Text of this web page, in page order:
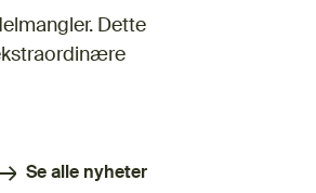
Dette
Se alle nyheter